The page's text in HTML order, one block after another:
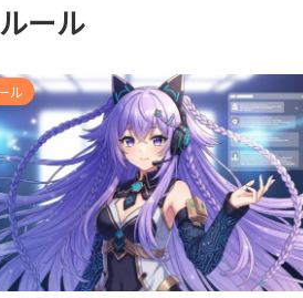
ルール
ル